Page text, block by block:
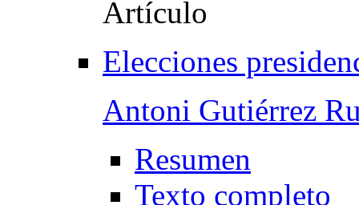
Elecciones
Antoni Gutiérrez
Resumen
Texto completo